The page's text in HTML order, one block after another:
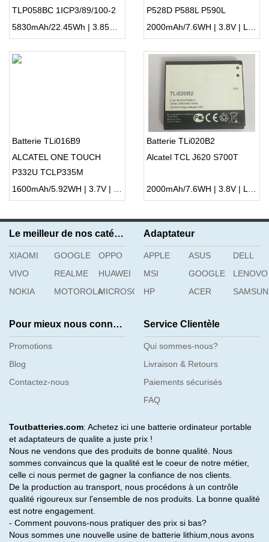
TLP058BC 1ICP3/89/100-2
5830mAh/22.45Wh | 3.85V | Li-ion ...
P528D P588L P590L
2000mAh/7.6WH | 3.8V | Li-ion ...
Batterie TLi016B9
ALCATEL ONE TOUCH
P332U TCLP335M
1600mAh/5.92WH | 3.7V | Li-ion ...
Batterie TLi020B2
Alcatel TCL J620 S700T
2000mAh/7.6WH | 3.8V | Li-ion ...
Le meilleur de nos catégories
XIAOMI GOOGLE
OPPO
VIVO
REALME
HUAWEI
NOKIA
MOTOROLAMICROSOFT
Adaptateur
APPLE ASUS
DELL
MSI
GOOGLE
LENOVO
HP
ACER
Pour mieux nous connaître
Promotions
Blog
Contactez-nous
Service Clientèle
Qui sommes-nous?
Livraison & Retours
Paiements sécurisés
FAQ
Toutbatteries.com: Achetez ici une batterie ordinateur portable
et adaptateurs de qualite a juste prix !
Nous ne vendons que des produits de bonne qualité. Nous
sommes convaincus que la qualité est le coeur de notre métier,
celle ci nous permet de gagner la confiance de nos clients.
De la production au transport, nous procédons à un contrôle
qualité rigoureux sur l'ensemble de nos produits. La bonne qualité
est notre engagement.
- Comment pouvons-nous pratiquer des prix si bas?
Nous sommes une nouvelle usine de batterie lithium,nous avons